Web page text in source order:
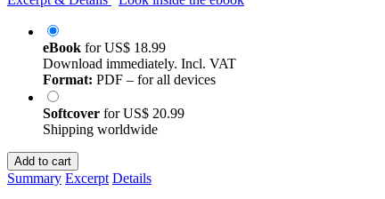
eBook forUS$ 18.99
Download immediately. Incl. VAT
Format: PDF – for all devices
Softcover forUS$ 20.99
Shipping worldwide
Add to cart
Summary Excerpt Details